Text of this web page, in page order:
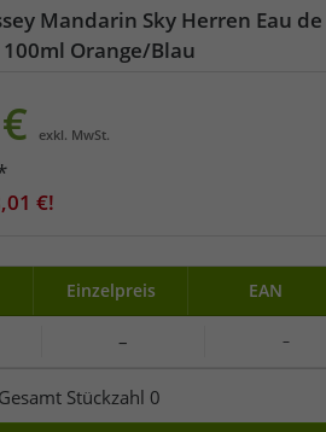
Mandarin Sky Herren Eau
Orange/Blau
€ exkl. MwSt.
€!
Einzelpreis EAN
– –
Gesamt Stückzahl 0